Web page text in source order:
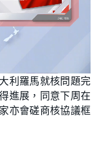
利羅馬就核問題完
進展，同意下周在
亦會磋商核協議框